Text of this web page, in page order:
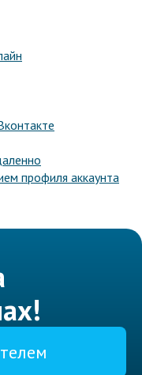
профиля аккаунта